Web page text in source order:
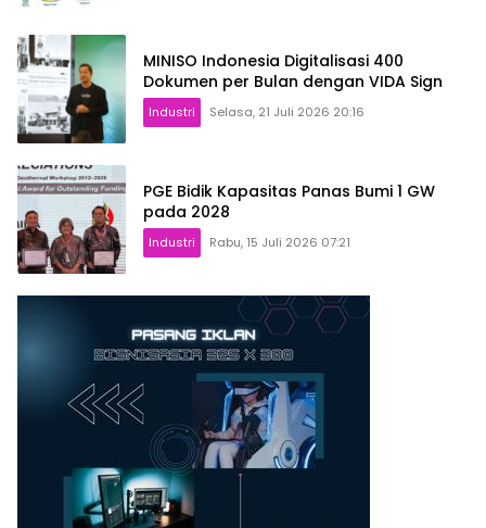
MINISO Indonesia Digitalisasi 400
Dokumen per Bulan dengan VIDA Sign
Industri Selasa, 21 Juli 2026 20:16
PGE Bidik Kapasitas Panas Bumi 1 GW
pada 2028
Industri Rabu, 15 Juli 2026 07:21